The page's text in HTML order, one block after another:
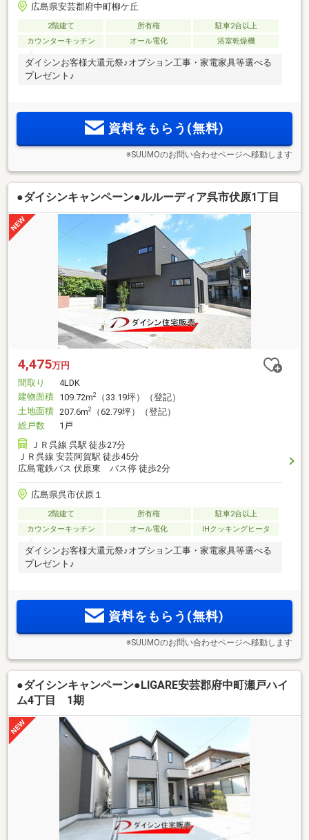
広島県安芸郡府中町柳ケ丘
2階建て 所有権
駐車2台以上
カウンターキッチン
オール電化 浴室乾燥機
ダイシンお客様大還元祭♪オプション工事・家電家具等選べる
プレゼント♪
資料をもらう(無料)
※SUUMOのお問い合わせページへ移動します
●ダイシンキャンペーン●ルルーディア呉市伏原1丁目
4,475万円
間取り
4LDK
建物面積 109.72m2
（33.19坪）（登記）
土地面積 207.6m2
（62.79坪）（登記）
総戸数
1戸
ＪＲ呉線 呉駅 徒歩27分
ＪＲ呉線 安芸阿賀駅 徒歩45分
広島電鉄バス 伏原東 バス停 徒歩2分
広島県呉市伏原１
2階建て 所有権
駐車2台以上
カウンターキッチン
オール電化 IHクッキングヒータ
ダイシンお客様大還元祭♪オプション工事・家電家具等選べる
プレゼント♪
資料をもらう(無料)
※SUUMOのお問い合わせページへ移動します
●ダイシンキャンペーン●LIGARE安芸郡府中町瀬戸ハイ
ム4丁目 1期